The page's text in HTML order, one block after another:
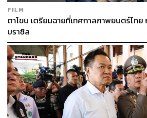
FILM
ตาโขน เตรียมฉายที่เทศกาลภาพยนตร์ไทย
บราซิล